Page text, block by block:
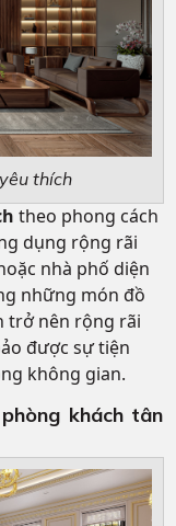
thích
theo phong cách
dụng rộng rãi
nhà phố diện
những món đồ
trở nên rộng rãi
được sự tiện
không gian.
khách tân